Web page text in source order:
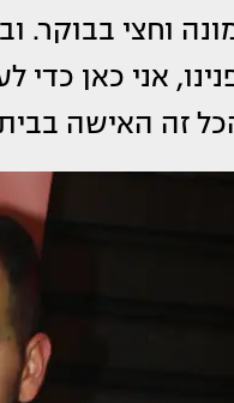
וחצי בבוקר.
אני כאן
זה האישה